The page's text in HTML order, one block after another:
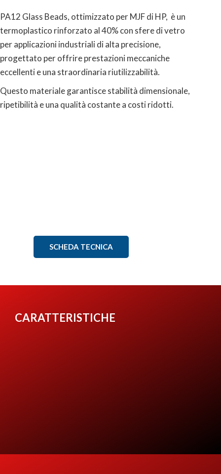
PA12 Glass Beads, ottimizzato per MJF di HP, è un
termoplastico rinforzato al 40% con sfere di vetro
per applicazioni industriali di alta precisione,
progettato per offrire prestazioni meccaniche
eccellenti e una straordinaria riutilizzabilità.
Questo materiale garantisce stabilità dimensionale,
ripetibilità e una qualità costante a costi ridotti.
SCHEDA TECNICA
CARATTERISTICHE